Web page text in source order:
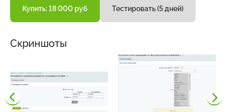
Купить: 18 000 руб Тестировать (5 дней)
Скриншоты